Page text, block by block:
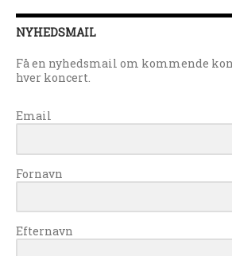
NYHEDSMAIL
Få en nyhedsmail om kommende
hver koncert.
Email
Fornavn
Efternavn